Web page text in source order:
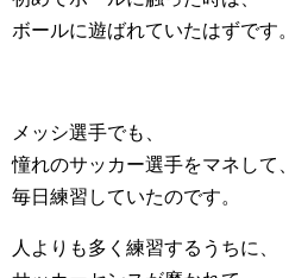
ボールに遊ばれていたはずです。
メッシ選手でも、
憧れのサッカー選手をマネして、
毎日練習していたのです。
人よりも多く練習するうちに、